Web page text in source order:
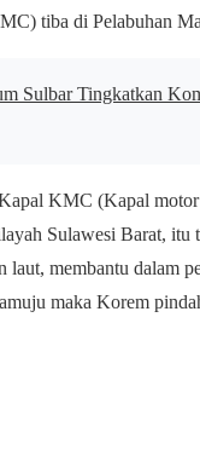
tiba di Pelabuhan
Sulbar Tingkatkan
KMC (Kapal
Sulawesi Barat,
laut, membantu dalam
maka Korem